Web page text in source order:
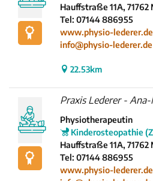
Hauffstraße 11A, 71762
Tel: 07144 886955
www.physio-lederer.de
info@physio-lederer.de
22.53km
Praxis Lederer -
Physiotherapeutin
Kinderosteopathie
Hauffstraße 11A, 71762
Tel: 07144 886955
www.physio-lederer.de